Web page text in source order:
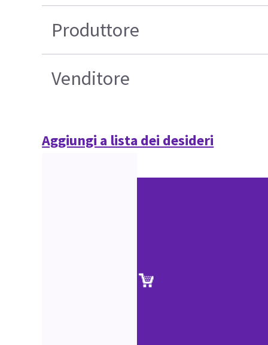
Produttore
Venditore
Aggiungi a lista dei desideri